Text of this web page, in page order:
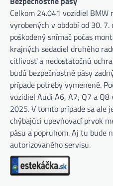
Celkom 24.041 vozidiel BMW
vyrobených v období od 30.
poškodený snímač počas
krajných sedadiel druhého
citlivosť a nedostatočnú
budú bezpečnostné pásy
prípade potreby vymenené.
vozidiel Audi A6, A7, Q7 a
2025. V tomto prípade sa ale
chýbajúci upevňovací prvok
pásu a popruhom. Aj tu bude
autorizovaného servisu.